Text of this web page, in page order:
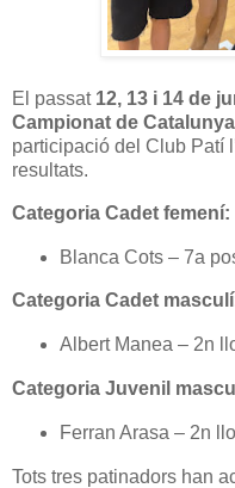
El passat 12, 13 i 14 de
Campionat de
participació del Club Patí
resultats.
Categoria Cadet femení:
Blanca Cots – 7a
Categoria Cadet
Albert Manea – 2n
Categoria Juvenil
Ferran Arasa – 2n
Tots tres patinadors han